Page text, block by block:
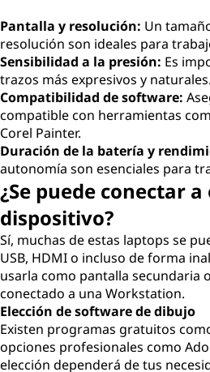
Pantalla y resolución: Un
resolución son ideales para
Sensibilidad a la presión: Es
trazos más expresivos y naturales.
Compatibilidad de software:
compatible con herramientas
Corel Painter.
Duración de la batería y
autonomía son esenciales para
¿Se puede conectar
dispositivo?
Sí, muchas de estas laptops se
USB, HDMI o incluso de forma
usarla como pantalla secundaria
conectado a una Workstation.
Elección de software de dibujo
Existen programas gratuitos
opciones profesionales como
elección dependerá de tus